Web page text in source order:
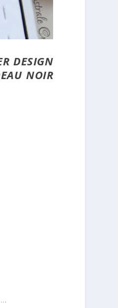
DESIGN
NOIR
…